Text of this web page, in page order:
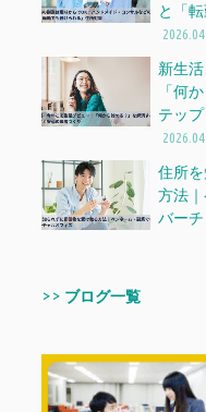
と「
新生
「何
テッ
住所
方法
バー
>> ブログ一覧